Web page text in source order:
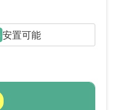
安置可能